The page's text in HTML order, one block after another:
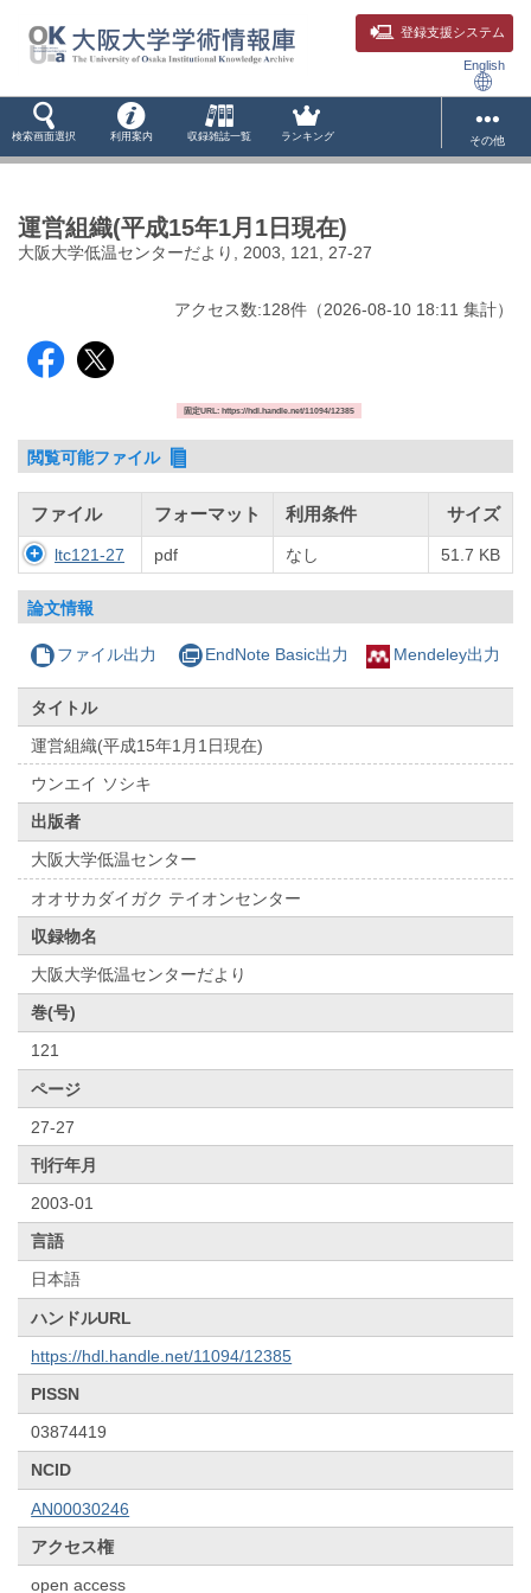
登録支援システム
English
検索画面選択 利用案内 収録雑誌一覧 ランキング その他
運営組織(平成15年1月1日現在)
大阪大学低温センターだより, 2003, 121, 27-27
アクセス数:128件 （2026-08-10 18:11 集計）
固定URL: https://hdl.handle.net/11094/12385
閲覧可能ファイル
ファイル フォーマット 利用条件 サイズ
ltc121-27 pdf なし 51.7 KB
論文情報
ファイル出力 EndNote Basic出力 Mendeley出力
タイトル
運営組織(平成15年1月1日現在)
ウンエイ ソシキ
出版者
大阪大学低温センター
オオサカダイガク テイオンセンター
収録物名
大阪大学低温センターだより
巻(号)
121
ページ
27-27
刊行年月
2003-01
言語
日本語
ハンドルURL
https://hdl.handle.net/11094/12385
PISSN
03874419
NCID
AN00030246
アクセス権
open access